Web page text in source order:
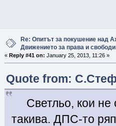
Re: Опитът за покушение над
Движението за права и свободи
« Reply #41 on: January 25, 2013, 11:26 »
Quote from:
Светльо, кои не
такива. ДПС-то